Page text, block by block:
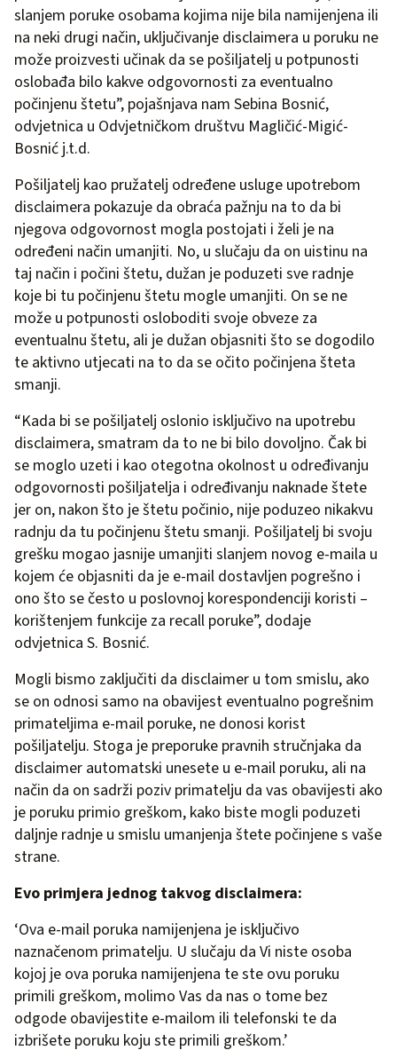
slanjem poruke osobama kojima nije bila namijenjena ili
na neki drugi način, uključivanje disclaimera u poruku ne
može proizvesti učinak da se pošiljatelj u potpunosti
oslobađa bilo kakve odgovornosti za eventualno
počinjenu štetu”, pojašnjava nam Sebina Bosnić,
odvjetnica u Odvjetničkom društvu Magličić-Migić-
Bosnić j.t.d.
Pošiljatelj kao pružatelj određene usluge upotrebom
disclaimera pokazuje da obraća pažnju na to da bi
njegova odgovornost mogla postojati i želi je na
određeni način umanjiti. No, u slučaju da on uistinu na
taj način i počini štetu, dužan je poduzeti sve radnje
koje bi tu počinjenu štetu mogle umanjiti. On se ne
može u potpunosti osloboditi svoje obveze za
eventualnu štetu, ali je dužan objasniti što se dogodilo
te aktivno utjecati na to da se očito počinjena šteta
smanji.
“Kada bi se pošiljatelj oslonio isključivo na upotrebu
disclaimera, smatram da to ne bi bilo dovoljno. Čak bi
se moglo uzeti i kao otegotna okolnost u određivanju
odgovornosti pošiljatelja i određivanju naknade štete
jer on, nakon što je štetu počinio, nije poduzeo nikakvu
radnju da tu počinjenu štetu smanji. Pošiljatelj bi svoju
grešku mogao jasnije umanjiti slanjem novog e-maila u
kojem će objasniti da je e-mail dostavljen pogrešno i
ono što se često u poslovnoj korespondenciji koristi –
korištenjem funkcije za recall poruke”, dodaje
odvjetnica S. Bosnić.
Mogli bismo zaključiti da disclaimer u tom smislu, ako
se on odnosi samo na obavijest eventualno pogrešnim
primateljima e-mail poruke, ne donosi korist
pošiljatelju. Stoga je preporuke pravnih stručnjaka da
disclaimer automatski unesete u e-mail poruku, ali na
način da on sadrži poziv primatelju da vas obavijesti ako
je poruku primio greškom, kako biste mogli poduzeti
daljnje radnje u smislu umanjenja štete počinjene s vaše
strane.
Evo primjera jednog takvog disclaimera:
‘Ova e-mail poruka namijenjena je isključivo
naznačenom primatelju. U slučaju da Vi niste osoba
kojoj je ova poruka namijenjena te ste ovu poruku
primili greškom, molimo Vas da nas o tome bez
odgode obavijestite e-mailom ili telefonski te da
izbrišete poruku koju ste primili greškom.’